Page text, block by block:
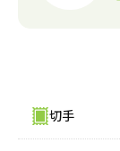
切手